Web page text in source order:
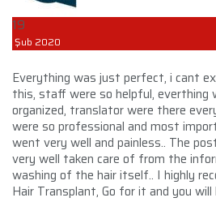
19
Şub 2020
Everything was just perfect, i cant
this, staff were so helpful, everthing
organized, translator were there
were so professional and most
went very well and painless.. The
very well taken care of from the
washing of the hair itself.. I highly
Hair Transplant, Go for it and you